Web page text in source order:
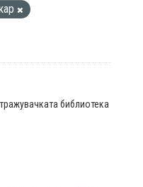
библиотека